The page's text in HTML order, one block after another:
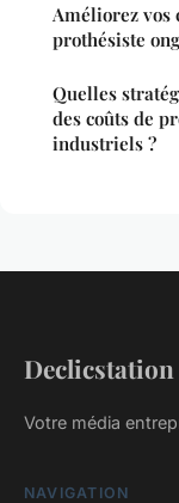
Améliorez vos
prothésiste
Quelles
des coûts de
industriels ?
Declicstation
Votre média
NAVIGATION